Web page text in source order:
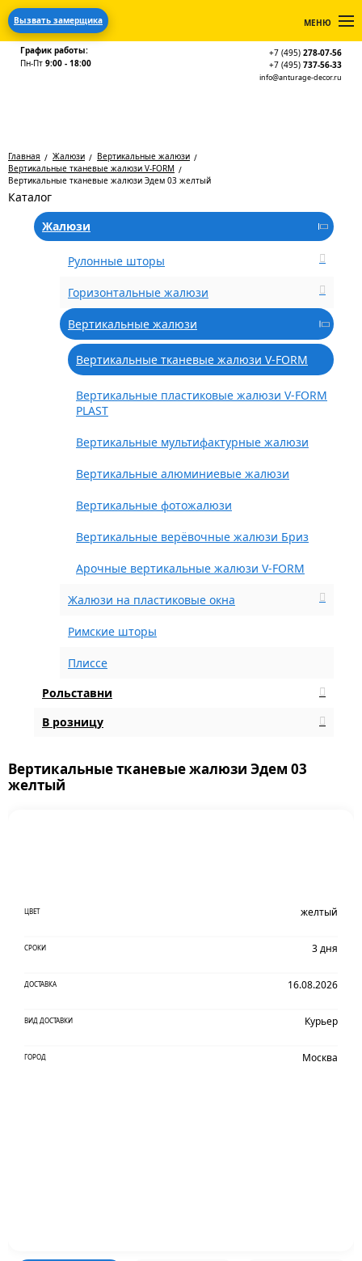
Вызвать замерщика МЕНЮ
График работы:
Пн-Пт 9:00 - 18:00
+7 (495) 278-07-56
+7 (495) 737-56-33
info@anturage-decor.ru
Главная Жалюзи
Вертикальные жалюзи
Вертикальные тканевые жалюзи V-FORM
Вертикальные тканевые жалюзи Эдем 03 желтый
Каталог
Жалюзи
Рулонные шторы
Горизонтальные жалюзи
Вертикальные жалюзи
Вертикальные тканевые жалюзи V-FORM
Вертикальные пластиковые жалюзи V-FORM
PLAST
Вертикальные мультифактурные жалюзи
Вертикальные алюминиевые жалюзи
Вертикальные фотожалюзи
Вертикальные верёвочные жалюзи Бриз
Арочные вертикальные жалюзи V-FORM
Жалюзи на пластиковые окна
Римские шторы
Плиссе
Рольставни
В розницу
Вертикальные тканевые жалюзи Эдем 03
желтый
ЦВЕТ желтый
СРОКИ 3 дня
ДОСТАВКА 16.08.2026
ВИД ДОСТАВКИ Курьер
ГОРОД Москва